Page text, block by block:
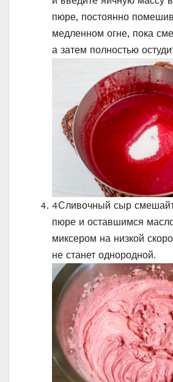
пюре, постоянно
медленном огне, пока
а затем полностью
4Сливочный сыр
пюре и оставшимся
миксером на низкой
не станет однородной.